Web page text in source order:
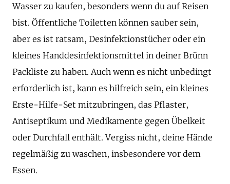
Wasser zu kaufen, besonders wenn du auf Reisen
bist. Öffentliche Toiletten können sauber sein,
aber es ist ratsam, Desinfektionstücher oder ein
kleines Handdesinfektionsmittel in deiner Brünn
Packliste zu haben. Auch wenn es nicht unbedingt
erforderlich ist, kann es hilfreich sein, ein kleines
Erste-Hilfe-Set mitzubringen, das Pflaster,
Antiseptikum und Medikamente gegen Übelkeit
oder Durchfall enthält. Vergiss nicht, deine Hände
regelmäßig zu waschen, insbesondere vor dem
Essen.